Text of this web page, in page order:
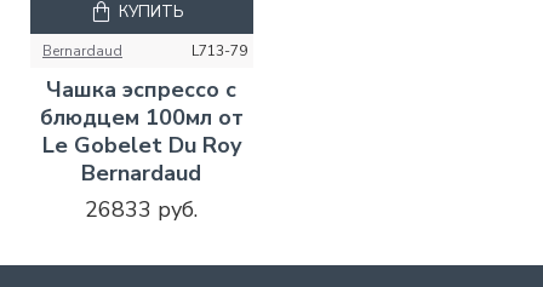
Bernardaud L713-79
Чашка эспрессо с
блюдцем 100мл от
Le Gobelet Du Roy
Bernardaud
26833 руб.
КУПИТЬ